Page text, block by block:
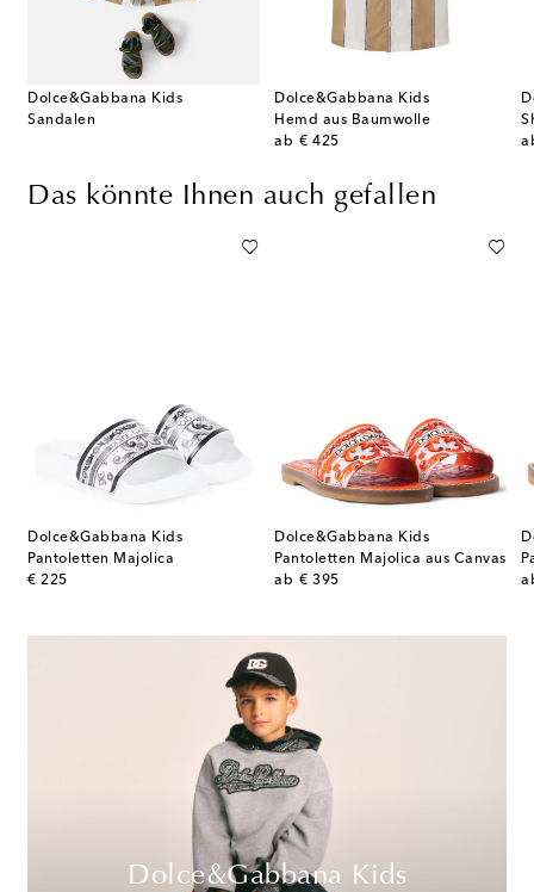
Dolce&Gabbana Kids
Sandalen
Dolce&Gabbana Kids
Hemd aus Baumwolle
ab € 425
original price
Das könnte Ihnen auch gefallen
Dolce&Gabbana Kids
Pantoletten Majolica
€ 225
original price
Dolce&Gabbana Kids
Pantoletten Majolica aus Canvas
ab € 395
original price
Dolce&Gabbana Kids